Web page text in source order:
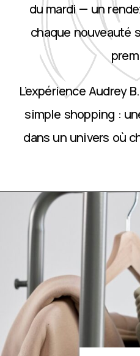
du mardi — un
chaque nouveauté
L’expérience Audrey
simple shopping :
dans un univers où